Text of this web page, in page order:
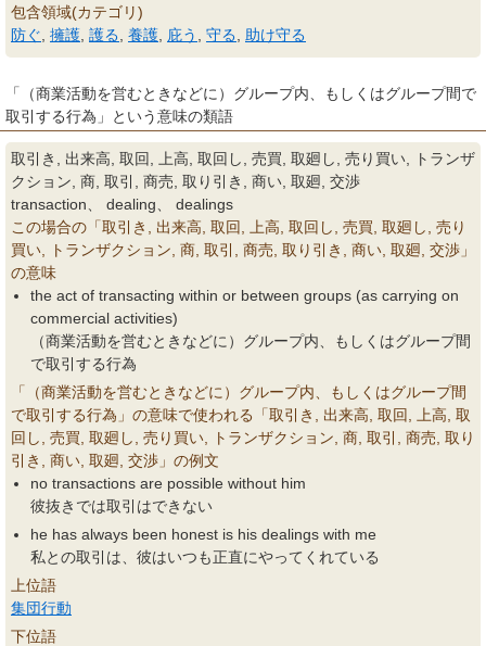
包含領域(カテゴリ)
防ぐ 擁護 護る 養護 庇う 守る 助け守る
「（商業活動を営むときなどに）グループ内、もしくはグループ間で
取引する行為」という意味の類語
取引き, 出来高, 取回, 上高, 取回し, 売買, 取廻し, 売り買い, トランザ
クション, 商, 取引, 商売, 取り引き, 商い, 取廻, 交渉
transaction、 dealing、 dealings
この場合の「取引き, 出来高, 取回, 上高, 取回し, 売買, 取廻し, 売り
買い, トランザクション, 商, 取引, 商売, 取り引き, 商い, 取廻, 交渉」
の意味
the act of transacting within or between groups (as carrying on
commercial activities)
（商業活動を営むときなどに）グループ内、もしくはグループ間
で取引する行為
「（商業活動を営むときなどに）グループ内、もしくはグループ間
で取引する行為」の意味で使われる「取引き, 出来高, 取回, 上高, 取
回し, 売買, 取廻し, 売り買い, トランザクション, 商, 取引, 商売, 取り
引き, 商い, 取廻, 交渉」の例文
no transactions are possible without him
彼抜きでは取引はできない
he has always been honest is his dealings with me
私との取引は、彼はいつも正直にやってくれている
上位語
集団行動
下位語